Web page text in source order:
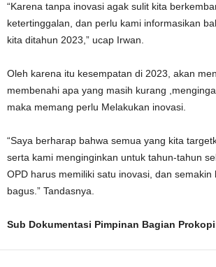
“Karena tanpa inovasi agak sulit kita
ketertinggalan, dan perlu kami informasikan
kita ditahun 2023,” ucap Irwan.
Oleh karena itu kesempatan di 2023, akan
membenahi apa yang masih kurang
maka memang perlu Melakukan inovasi.
“Saya berharap bahwa semua yang kita
serta kami menginginkan untuk tahun-tahun
OPD harus memiliki satu inovasi, dan semakin
bagus.” Tandasnya.
Sub Dokumentasi Pimpinan Bagian